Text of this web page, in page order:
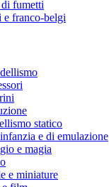
fumetti
e franco-belgi
statico
e di emulazione
e magia
e miniature